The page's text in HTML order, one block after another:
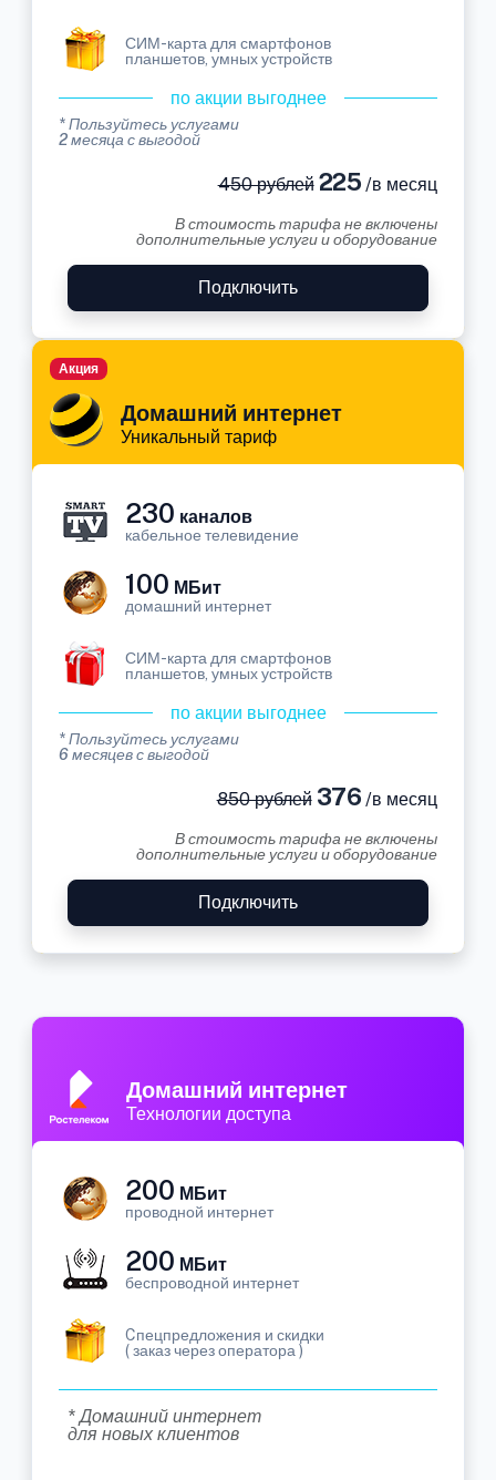
СИМ-карта для смартфонов
планшетов, умных устройств
по акции выгоднее
* Пользуйтесь услугами
2 месяца с выгодой
450 рублей225 /в месяц
В стоимость тарифа не включены
дополнительные услуги и оборудование
Подключить
Домашний интернет
Уникальный тариф
Акция
230 каналов
кабельное телевидение
100 МБит
домашний интернет
СИМ-карта для смартфонов
планшетов, умных устройств
по акции выгоднее
* Пользуйтесь услугами
6 месяцев с выгодой
850 рублей376 /в месяц
В стоимость тарифа не включены
дополнительные услуги и оборудование
Подключить
Домашний интернет
Технологии доступа
200 МБит
проводной интернет
200 МБит
беспроводной интернет
Cпецпредложения и скидки
( заказ через оператора )
* Домашний интернет
для новых клиентов